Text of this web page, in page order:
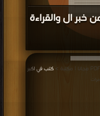
ال والقراءة
: مرة/مرات
كتب في اكبر